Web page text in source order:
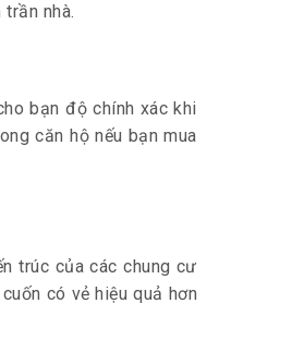
nhà.
bạn độ chính xác khi
căn hộ nếu bạn mua
​​trúc của các chung cư
có vẻ hiệu quả hơn